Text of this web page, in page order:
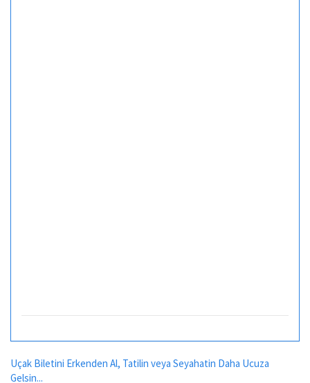
Uçak Biletini Erkenden Al, Tatilin veya Seyahatin Daha Ucuza
Gelsin...